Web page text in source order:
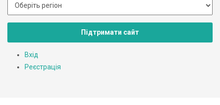
Підтримати сайт
Вхід
Реєстрація